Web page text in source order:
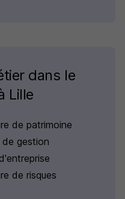
dans le
Lille
de patrimoine
de gestion
de risques